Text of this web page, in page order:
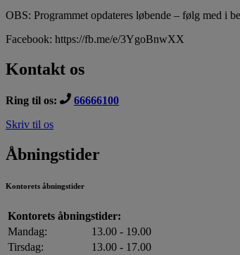
OBS: Programmet opdateres løbende – følg med i
Facebook: https://fb.me/e/3YgoBnwXX
Kontakt os
Ring til os:
66666100
Skriv til os
Åbningstider
Kontorets åbningstider
Kontorets åbningstider:
Mandag:
13.00 - 19.00
Tirsdag:
13.00 - 17.00